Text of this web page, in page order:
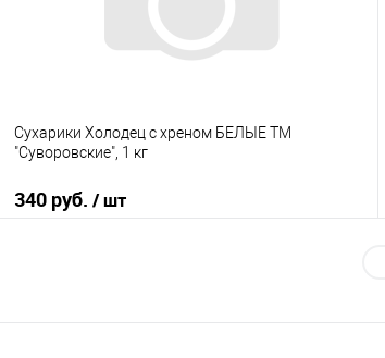
Сухарики Холодец с хреном БЕЛЫЕ ТМ
"Суворовские", 1 кг
340 руб. / шт
Купить в 1 клик
К сравнению